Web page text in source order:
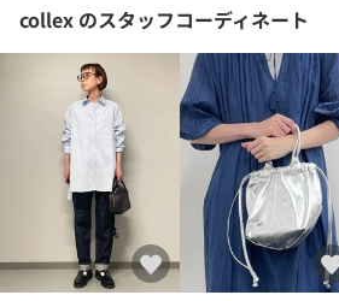
collex のスタッフコーディネート